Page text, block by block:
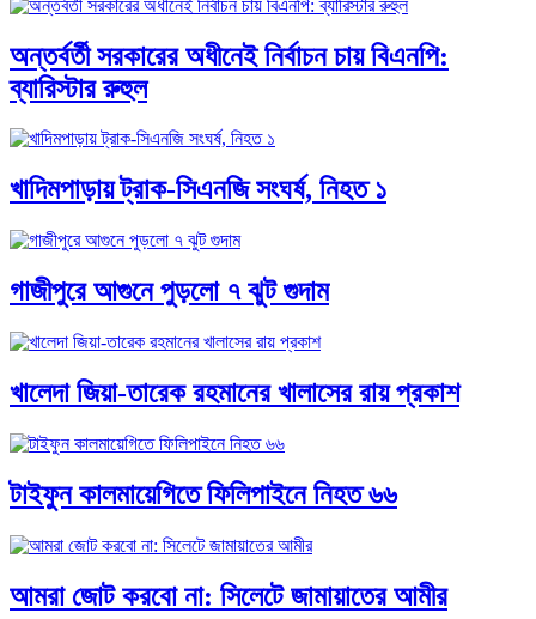
অন্তর্বর্তী সরকারের অধীনেই নির্বাচন চায় বিএনপি:
ব্যারিস্টার রুহুল
খাদিমপাড়ায় ট্রাক-সিএনজি সংঘর্ষ, নিহত ১
গাজীপুরে আগুনে পুড়লো ৭ ঝুট গুদাম
খালেদা জিয়া-তারেক রহমানের খালাসের রায় প্রকাশ
টাইফুন কালমায়েগিতে ফিলিপাইনে নিহত ৬৬
আমরা জোট করবো না: সিলেটে জামায়াতের আমীর